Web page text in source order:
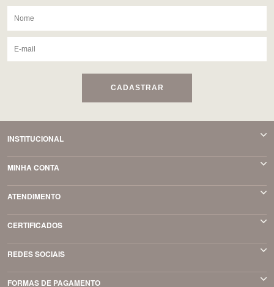
CADASTRAR
INSTITUCIONAL
MINHA CONTA
ATENDIMENTO
CERTIFICADOS
REDES SOCIAIS
FORMAS DE PAGAMENTO